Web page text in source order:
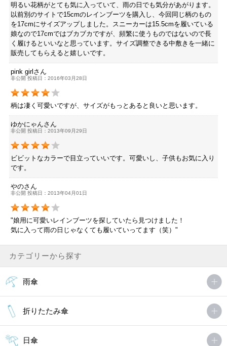
明るい花柄がとても気に入っていて、雨の日でも気分があがります。
以前別のサイトで15cmのレインブーツを購入し、今回同じ柄のもの
を17cmにサイズアップしました。スニーカーは15.5cmを履いている
娘なので17cmではブカブカですが、頻繁に使うものではないので長
く履けるといいなと思っています。サイズ調整できる中敷きを一緒に
販売してもらえると嬉しいです。
pink girlさん
非公開 投稿日：2016年03月28日
柄は凄く可愛いですが、サイズがもっとあると良いと思います。
ゆかにゃんさん
非公開 投稿日：2013年09月29日
ビビットなカラーで目立っていいです。可愛いし、子供もお気に入り
です。
やのさん
非公開 投稿日：2013年04月01日
"娘用に可愛いレインブーツを探していたら見つけました！
気に入って雨の日じゃなくても履いていってます（笑）"
カテゴリーから探す
雨傘
折りたたみ傘
日傘